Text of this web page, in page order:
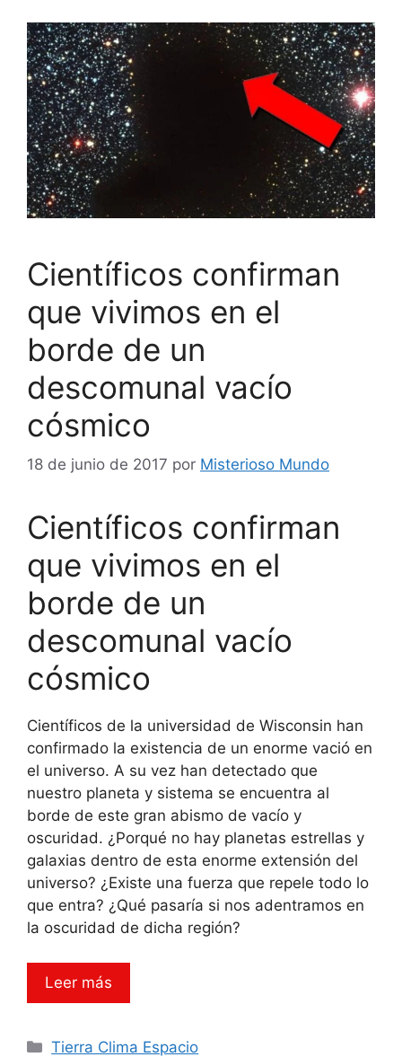
Científicos confirman
que vivimos en el
borde de un
descomunal vacío
cósmico
18 de junio de 2017 por Misterioso Mundo
Científicos confirman
que vivimos en el
borde de un
descomunal vacío
cósmico
Científicos de la universidad de Wisconsin han
confirmado la existencia de un enorme vació en
el universo. A su vez han detectado que
nuestro planeta y sistema se encuentra al
borde de este gran abismo de vacío y
oscuridad. ¿Porqué no hay planetas estrellas y
galaxias dentro de esta enorme extensión del
universo? ¿Existe una fuerza que repele todo lo
que entra? ¿Qué pasaría si nos adentramos en
la oscuridad de dicha región?
Leer más
Categorías
Tierra Clima Espacio